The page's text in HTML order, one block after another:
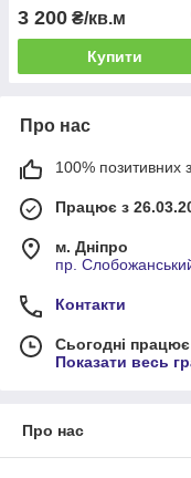
3 200 ₴/кв.м
Купити
Про нас
100% позитивних з
Працює з
м. Дніпро
пр.
Контакти
Сьогодні
Показати весь
Про нас